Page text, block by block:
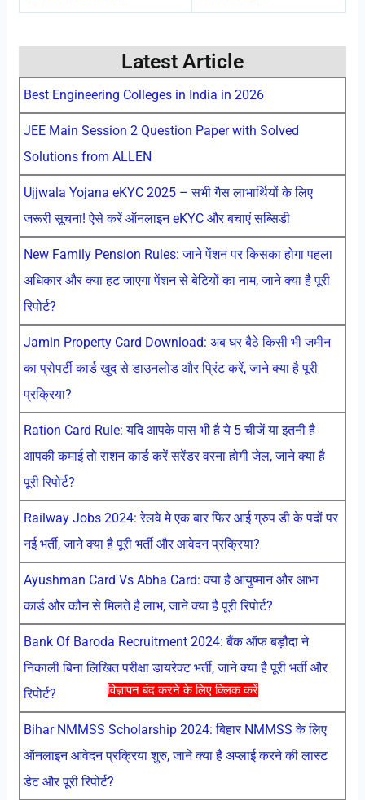
विज्ञापन बंद करने के लिए क्लिक करें
Latest Article
Best Engineering Colleges in India in 2026
JEE Main Session 2 Question Paper with Solved
Solutions from ALLEN
Ujjwala Yojana eKYC 2025 – सभी गैस लाभार्थियों के लिए
जरूरी सूचना! ऐसे करें ऑनलाइन eKYC और बचाएं सब्सिडी
New Family Pension Rules: जाने पेंशन पर किसका होगा पहला
अधिकार और क्या हट जाएगा पेंशन से बेटियों का नाम, जाने क्या है पूरी
रिपोर्ट?
Jamin Property Card Download: अब घर बैठे किसी भी जमीन
का प्रोपर्टी कार्ड खुद से डाउनलोड और प्रिंट करें, जाने क्या है पूरी
प्रक्रिया?
Ration Card Rule: यदि आपके पास भी है ये 5 चीजें या इतनी है
आपकी कमाई तो राशन कार्ड करें सरेंडर वरना होगी जेल, जाने क्या है
पूरी रिपोर्ट?
Railway Jobs 2024: रेलवे मे एक बार फिर आई ग्रुप डी के पदों पर
नई भर्ती, जाने क्या है पूरी भर्ती और आवेदन प्रक्रिया?
Ayushman Card Vs Abha Card: क्या है आयुष्मान और आभा
कार्ड और कौन से मिलते है लाभ, जाने क्या है पूरी रिपोर्ट?
Bank Of Baroda Recruitment 2024: बैंक ऑफ बड़ौदा ने
निकाली बिना लिखित परीक्षा डायरेक्ट भर्ती, जाने क्या है पूरी भर्ती और
रिपोर्ट?
Bihar NMMSS Scholarship 2024: बिहार NMMSS के लिए
ऑनलाइन आवेदन प्रक्रिया शुरु, जाने क्या है अप्लाई करने की लास्ट
डेट और पूरी रिपोर्ट?